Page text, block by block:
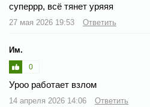
суперрр, всё тянет уряяя
27 мая 2026 19:53 Ответить
Им.
0
Уроо работает взлом
14 апреля 2026 14:06 Ответить